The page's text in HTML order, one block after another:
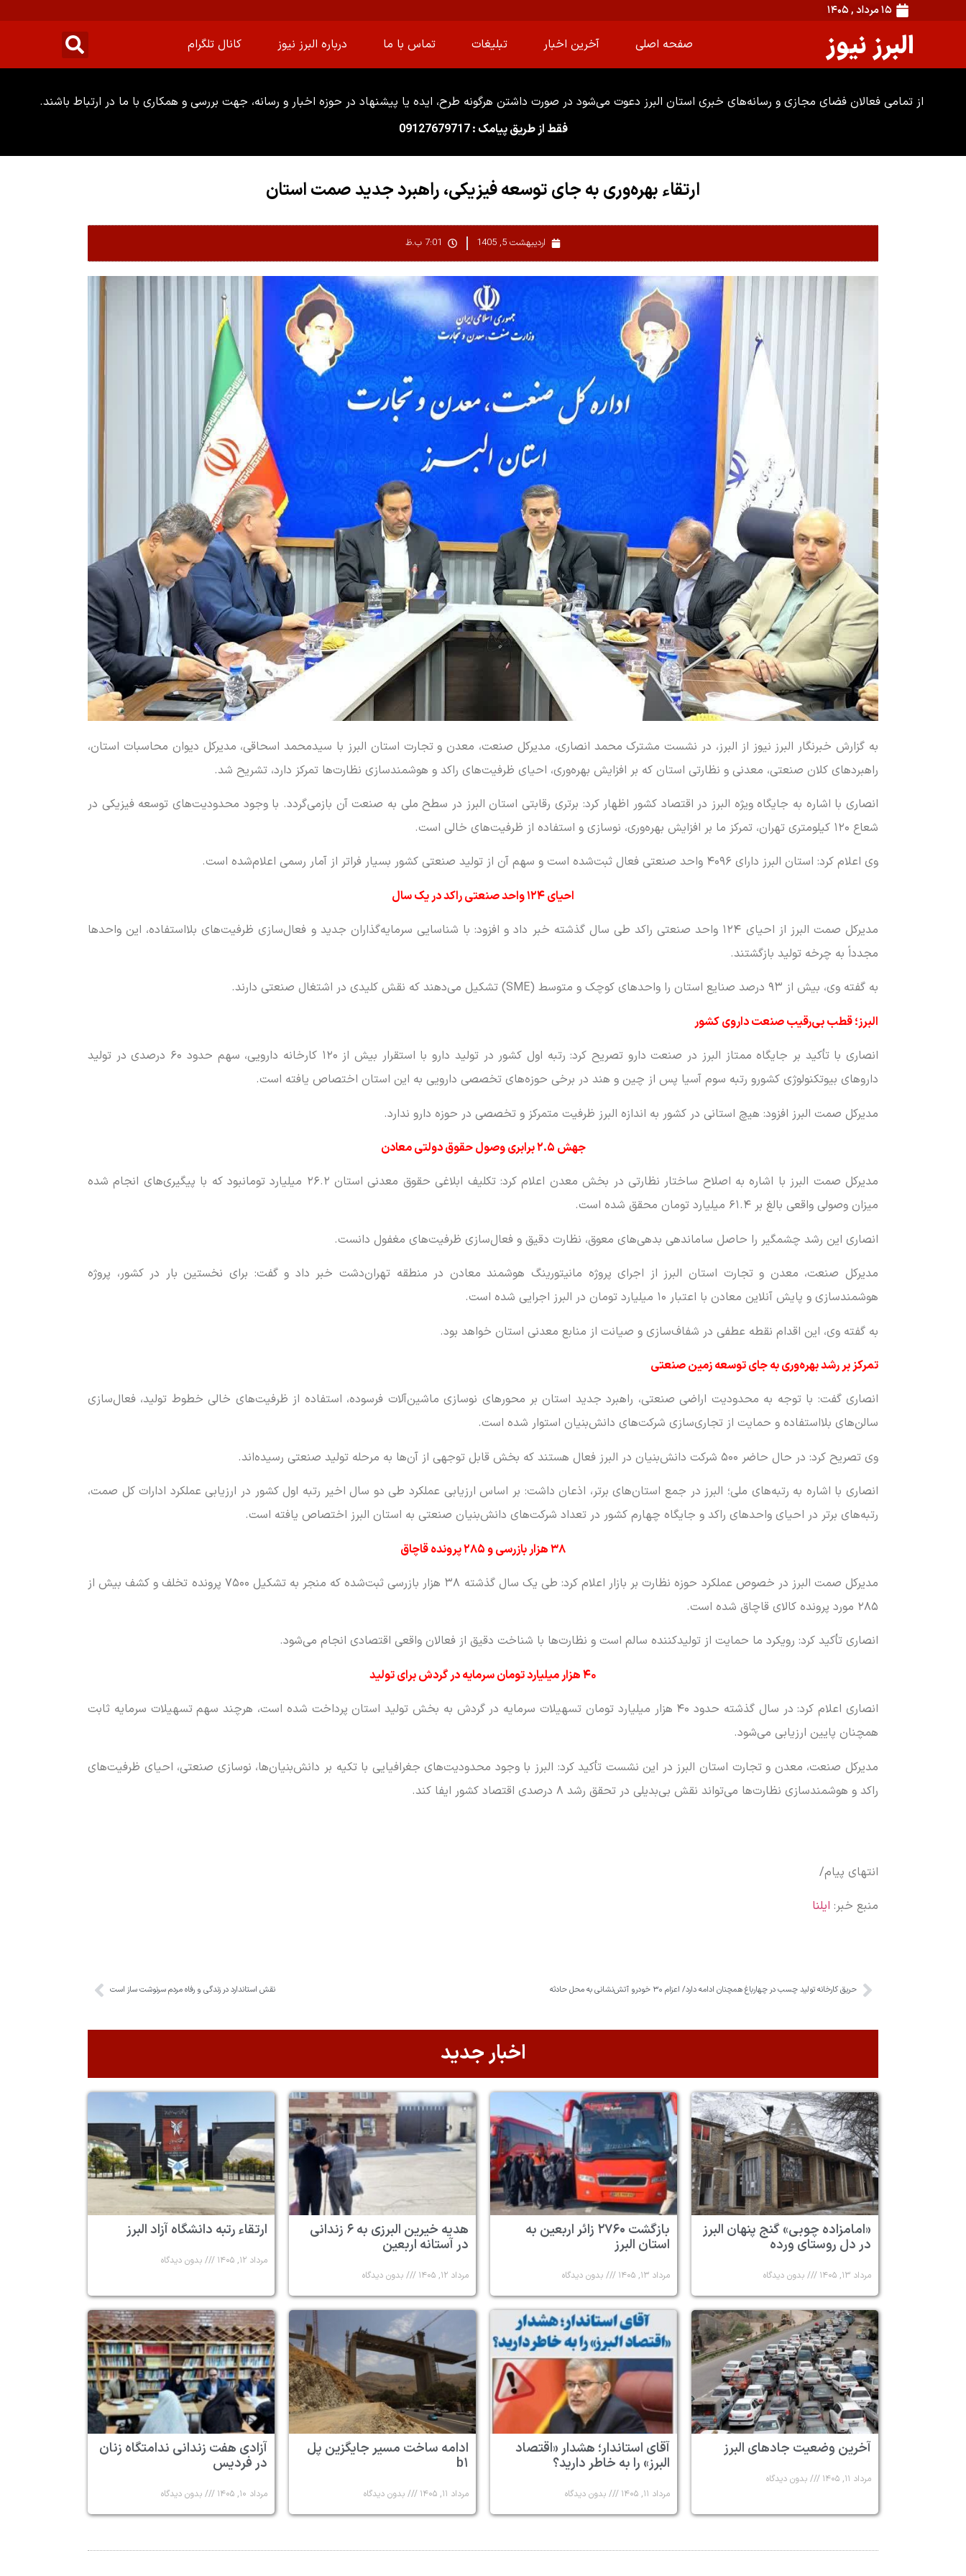
۱۵ مرداد , ۱۴۰۵
البرز نیوز صفحه اصلی آخرین اخبار تبلیغات تماس با ما درباره البرز نیوز کانال تلگرام
از تمامی فعالان فضای مجازی و رسانه‌های خبری استان البرز دعوت می‌شود در صورت داشتن هرگونه طرح، ایده یا پیشنهاد در حوزه اخبار و رسانه، جهت بررسی و همکاری با ما در ارتباط باشند.
فقط از طریق پیامک : 09127679717
ارتقاء بهره‌وری به جای توسعه فیزیکی، راهبرد جدید صمت استان
اردیبهشت 5, 1405 7:01 ب.ظ
به گزارش خبرنگار البرز نیوز از البرز، در نشست مشترک محمد انصاری، مدیرکل صنعت، معدن و تجارت استان البرز با سیدمحمد اسحاقی، مدیرکل دیوان محاسبات استان،
راهبردهای کلان صنعتی، معدنی و نظارتی استان که بر افزایش بهره‌وری، احیای ظرفیت‌های راکد و هوشمندسازی نظارت‌ها تمرکز دارد، تشریح شد.
انصاری با اشاره به جایگاه ویژه البرز در اقتصاد کشور اظهار کرد: برتری رقابتی استان البرز در سطح ملی به صنعت آن بازمی‌گردد. با وجود محدودیت‌های توسعه فیزیکی در
شعاع ۱۲۰ کیلومتری تهران، تمرکز ما بر افزایش بهره‌وری، نوسازی و استفاده از ظرفیت‌های خالی است.
وی اعلام کرد: استان البرز دارای ۴۰۹۶ واحد صنعتی فعال ثبت‌شده است و سهم آن از تولید صنعتی کشور بسیار فراتر از آمار رسمی اعلام‌شده است.
احیای ۱۲۴ واحد صنعتی راکد در یک سال
مدیرکل صمت البرز از احیای ۱۲۴ واحد صنعتی راکد طی سال گذشته خبر داد و افزود: با شناسایی سرمایه‌گذاران جدید و فعال‌سازی ظرفیت‌های بلااستفاده، این واحدها
مجدداً به چرخه تولید بازگشتند.
به گفته وی، بیش از ۹۳ درصد صنایع استان را واحدهای کوچک و متوسط (SME) تشکیل می‌دهند که نقش کلیدی در اشتغال صنعتی دارند.
البرز؛ قطب بی‌رقیب صنعت داروی کشور
انصاری با تأکید بر جایگاه ممتاز البرز در صنعت دارو تصریح کرد: رتبه اول کشور در تولید دارو با استقرار بیش از ۱۲۰ کارخانه دارویی، سهم حدود ۶۰ درصدی در تولید
داروهای بیوتکنولوژی کشورو رتبه سوم آسیا پس از چین و هند در برخی حوزه‌های تخصصی دارویی به این استان اختصاص یافته است.
مدیرکل صمت البرز افزود: هیچ استانی در کشور به اندازه البرز ظرفیت متمرکز و تخصصی در حوزه دارو ندارد.
جهش ۲.۵ برابری وصول حقوق دولتی معادن
مدیرکل صمت البرز با اشاره به اصلاح ساختار نظارتی در بخش معدن اعلام کرد: تکلیف ابلاغی حقوق معدنی استان ۲۶.۲ میلیارد تومانبود که با پیگیری‌های انجام شده
میزان وصولی واقعی بالغ بر ۶۱.۴ میلیارد تومان محقق شده است.
انصاری این رشد چشمگیر را حاصل ساماندهی بدهی‌های معوق، نظارت دقیق و فعال‌سازی ظرفیت‌های مغفول دانست.
مدیرکل صنعت، معدن و تجارت استان البرز از اجرای پروژه مانیتورینگ هوشمند معادن در منطقه تهران‌دشت خبر داد و گفت: برای نخستین بار در کشور، پروژه
هوشمندسازی و پایش آنلاین معادن با اعتبار ۱۰ میلیارد تومان در البرز اجرایی شده است.
به گفته وی، این اقدام نقطه عطفی در شفاف‌سازی و صیانت از منابع معدنی استان خواهد بود.
تمرکز بر رشد بهره‌وری به جای توسعه زمین صنعتی
انصاری گفت: با توجه به محدودیت اراضی صنعتی، راهبرد جدید استان بر محورهای نوسازی ماشین‌آلات فرسوده، استفاده از ظرفیت‌های خالی خطوط تولید، فعال‌سازی
سالن‌های بلااستفاده و حمایت از تجاری‌سازی شرکت‌های دانش‌بنیان استوار شده است.
وی تصریح کرد: در حال حاضر ۵۰۰ شرکت دانش‌بنیان در البرز فعال هستند که بخش قابل توجهی از آن‌ها به مرحله تولید صنعتی رسیده‌اند.
انصاری با اشاره به رتبه‌های ملی؛ البرز در جمع استان‌های برتر، اذعان داشت: بر اساس ارزیابی عملکرد طی دو سال اخیر رتبه اول کشور در ارزیابی عملکرد ادارات کل صمت،
رتبه‌های برتر در احیای واحدهای راکد و جایگاه چهارم کشور در تعداد شرکت‌های دانش‌بنیان صنعتی به استان البرز اختصاص یافته است.
۳۸ هزار بازرسی و ۲۸۵ پرونده قاچاق
مدیرکل صمت البرز در خصوص عملکرد حوزه نظارت بر بازار اعلام کرد: طی یک سال گذشته ۳۸ هزار بازرسی ثبت‌شده که منجر به تشکیل ۷۵۰۰ پرونده تخلف و کشف بیش از
۲۸۵ مورد پرونده کالای قاچاق شده است.
انصاری تأکید کرد: رویکرد ما حمایت از تولیدکننده سالم است و نظارت‌ها با شناخت دقیق از فعالان واقعی اقتصادی انجام می‌شود.
۴۰ هزار میلیارد تومان سرمایه در گردش برای تولید
انصاری اعلام کرد: در سال گذشته حدود ۴۰ هزار میلیارد تومان تسهیلات سرمایه در گردش به بخش تولید استان پرداخت شده است، هرچند سهم تسهیلات سرمایه ثابت
همچنان پایین ارزیابی می‌شود.
مدیرکل صنعت، معدن و تجارت استان البرز در این نشست تأکید کرد: البرز با وجود محدودیت‌های جغرافیایی با تکیه بر دانش‌بنیان‌ها، نوسازی صنعتی، احیای ظرفیت‌های
راکد و هوشمندسازی نظارت‌ها می‌تواند نقش بی‌بدیلی در تحقق رشد ۸ درصدی اقتصاد کشور ایفا کند.
انتهای پیام/
منبع خبر: ایلنا
حریق کارخانه تولید چسب در چهارباغ همچنان ادامه دارد/ اعزام ۳۰ خودرو آتش‌نشانی به محل حادثه نقش استاندارد در زندگی و رفاه مردم سرنوشت ساز است
اخبار جدید
«امامزاده چوبی» گنج پنهان البرز
در دل روستای ورده
مرداد ۱۳, ۱۴۰۵ بدون دیدگاه
بازگشت ۲۷۶۰ زائر اربعین به
استان البرز
مرداد ۱۳, ۱۴۰۵ بدون دیدگاه
هدیه خیرین البرزی به ۶ زندانی
در آستانه اربعین
مرداد ۱۲, ۱۴۰۵ بدون دیدگاه
ارتقاء رتبه دانشگاه آزاد البرز
مرداد ۱۲, ۱۴۰۵ بدون دیدگاه
آخرین وضعیت جادهای البرز
مرداد ۱۱, ۱۴۰۵ بدون دیدگاه
آقای استاندار؛ هشدار «اقتصاد
البرز» را به خاطر دارید؟
مرداد ۱۱, ۱۴۰۵ بدون دیدگاه
ادامه ساخت مسیر جایگزین پل
b۱
مرداد ۱۱, ۱۴۰۵ بدون دیدگاه
آزادی هفت زندانی ندامتگاه زنان
در فردیس
مرداد ۱۰, ۱۴۰۵ بدون دیدگاه